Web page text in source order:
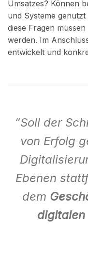
Umsatzes? Können
und Systeme
diese Fragen
werden. Im
entwickelt und
“Soll der
von Erfolg
Ebenen
dem
digitalen